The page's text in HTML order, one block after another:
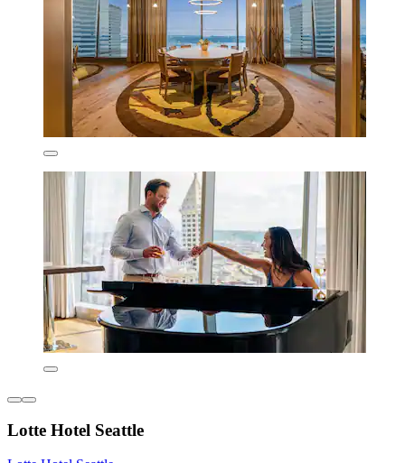
Lotte Hotel Seattle